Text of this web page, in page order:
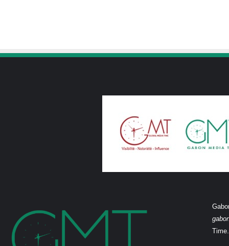
Time.